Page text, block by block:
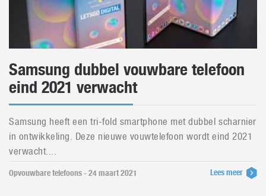
Samsung dubbel vouwbare telefoon
eind 2021 verwacht
Samsung heeft een tri-fold smartphone met dubbel scharnier
in ontwikkeling. Deze nieuwe vouwtelefoon wordt eind 2021
verwacht....
Opvouwbare telefoons - 24 maart 2021 Lees meer